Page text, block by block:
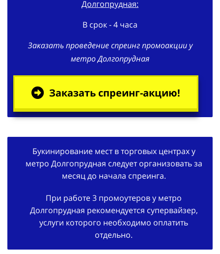
Долгопрудная:
В срок - 4 часа
Заказать проведение спреинг промоакции у
метро Долгопрудная
Заказать спреинг-акцию!
Букинирование мест в торговых центрах у
метро Долгопрудная следует организовать за
месяц до начала спреинга.
При работе 3 промоутеров у метро
Долгопрудная рекомендуется супервайзер,
услуги которого необходимо оплатить
отдельно.